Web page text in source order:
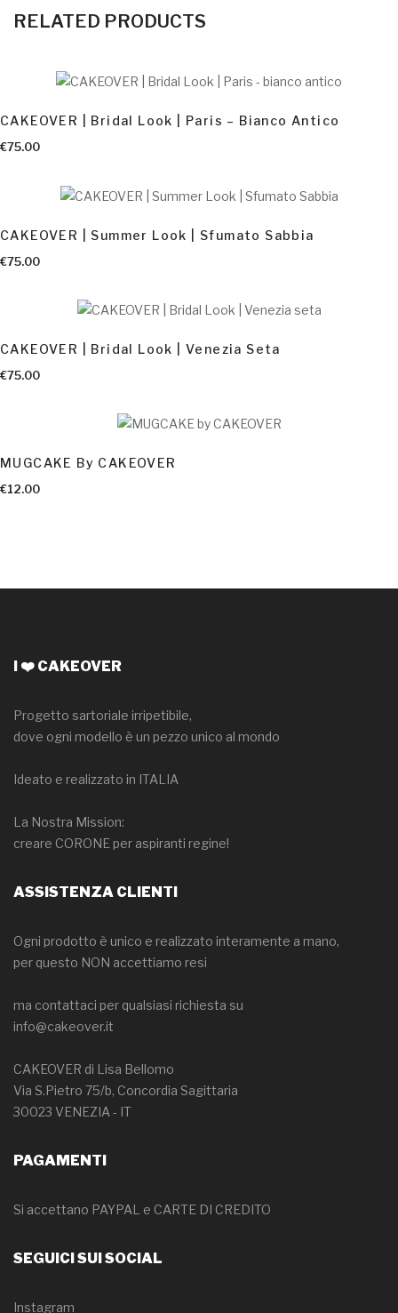
RELATED PRODUCTS
CAKEOVER | Bridal Look | Paris – Bianco Antico
€75.00
AGGIUNGI AL CARRELLO
CAKEOVER | Summer Look | Sfumato Sabbia
€75.00
CAKEOVER | Bridal Look | Venezia Seta
€75.00
MUGCAKE By CAKEOVER
€12.00
I ❤️ CAKEOVER
Progetto sartoriale irripetibile,
dove ogni modello è un pezzo unico al mondo
Ideato e realizzato in ITALIA
La Nostra Mission:
creare CORONE per aspiranti regine!
ASSISTENZA CLIENTI
Ogni prodotto è unico e realizzato interamente a mano,
per questo NON accettiamo resi
ma contattaci per qualsiasi richiesta su
info@cakeover.it
CAKEOVER di Lisa Bellomo
Via S.Pietro 75/b, Concordia Sagittaria
30023 VENEZIA - IT
PAGAMENTI
Si accettano PAYPAL e CARTE DI CREDITO
SEGUICI SUI SOCIAL
Instagram